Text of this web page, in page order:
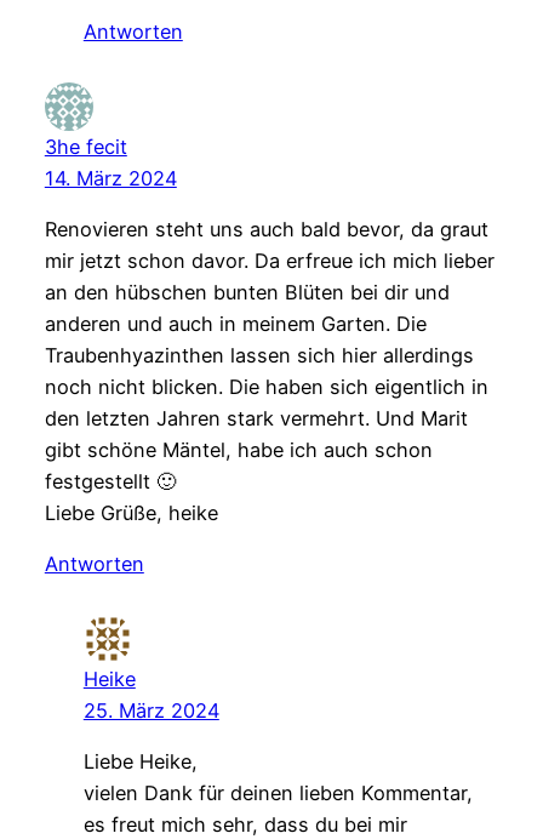
Antworten
3he fecit
14. März 2024
Renovieren steht uns auch bald bevor, da graut
mir jetzt schon davor. Da erfreue ich mich lieber
an den hübschen bunten Blüten bei dir und
anderen und auch in meinem Garten. Die
Traubenhyazinthen lassen sich hier allerdings
noch nicht blicken. Die haben sich eigentlich in
den letzten Jahren stark vermehrt. Und Marit
gibt schöne Mäntel, habe ich auch schon
festgestellt 🙂
Liebe Grüße, heike
Antworten
Heike
25. März 2024
Liebe Heike,
vielen Dank für deinen lieben Kommentar,
es freut mich sehr, dass du bei mir